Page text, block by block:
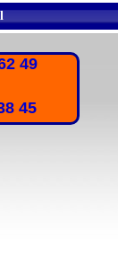
49
45